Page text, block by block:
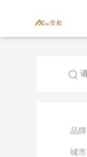
品牌
城市